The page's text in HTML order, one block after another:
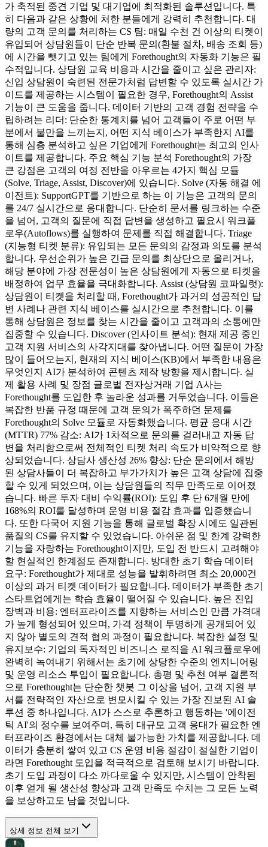
가 축적된 중견 기업 및 대기업에 최적화된 솔루션입니다. 특
히 다음과 같은 상황에 처한 분들에게 강력히 추천합니다. 대
량의 고객 문의를 처리하는 CS 팀: 매일 수천 건 이상의 티켓이
유입되어 상담원들이 단순 반복 문의(환불 절차, 배송 조회 등)
에 시간을 뺏기고 있는 팀에게 Forethought의 자동화 기능은 필
수적입니다. 상담원 교육 비용과 시간을 줄이고 싶은 관리자:
신입 상담원이 숙련된 전문가처럼 답변할 수 있도록 실시간 가
이드를 제공하는 시스템이 필요한 경우, Forethought의 Assist
기능이 큰 도움을 줍니다. 데이터 기반의 고객 경험 전략을 수
립하려는 리더: 단순한 통계치를 넘어 고객들이 주로 어떤 부
분에서 불만을 느끼는지, 어떤 지식 베이스가 부족한지 AI를
통해 심층 분석하고 싶은 기업에게 Forethought는 최고의 인사
이트를 제공합니다. 주요 핵심 기능 분석 Forethought의 가장
큰 강점은 고객의 여정 전반을 아우르는 4가지 핵심 모듈
(Solve, Triage, Assist, Discover)에 있습니다. Solve (자동 해결 에
이전트): SupportGPT를 기반으로 하는 이 기능은 고객의 문의
를 24/7 실시간으로 응대합니다. 단순히 문서를 링크하는 수준
을 넘어, 고객의 질문에 직접 답변을 생성하고 필요시 워크플
로우(Autoflows)를 실행하여 문제를 직접 해결합니다. Triage
(지능형 티켓 분류): 유입되는 모든 문의의 감정과 의도를 분석
합니다. 우선순위가 높은 긴급 문의를 최상단으로 올리거나,
해당 분야에 가장 전문성이 높은 상담원에게 자동으로 티켓을
배정하여 업무 효율을 극대화합니다. Assist (상담원 코파일럿):
상담원이 티켓을 처리할 때, Forethought가 과거의 성공적인 답
변 사례나 관련 지식 베이스를 실시간으로 추천합니다. 이를
통해 상담원은 정보를 찾는 시간을 줄이고 고객과의 소통에만
집중할 수 있습니다. Discover (인사이트 분석): 현재 제공 중인
고객 지원 서비스의 사각지대를 찾아냅니다. 어떤 질문이 가장
많이 들어오는지, 현재의 지식 베이스(KB)에서 부족한 내용은
무엇인지 AI가 분석하여 콘텐츠 제작 방향을 제시합니다. 실
제 활용 사례 및 장점 글로벌 전자상거래 기업 A사는
Forethought를 도입한 후 놀라운 성과를 거두었습니다. 이들은
복잡한 반품 규정 때문에 고객 문의가 폭주하던 문제를
Forethought의 Solve 모듈로 자동화했습니다. 평균 응대 시간
(MTTR) 77% 감소: AI가 1차적으로 문의를 걸러내고 자동 답
변을 처리함으로써 전체적인 티켓 처리 속도가 비약적으로 향
상되었습니다. 상담사 생산성 26% 향상: 단순 문의에서 해방
된 상담사들이 더 복잡하고 부가가치가 높은 고객 상담에 집중
할 수 있게 되었으며, 이는 상담원들의 직무 만족도로 이어졌
습니다. 빠른 투자 대비 수익률(ROI): 도입 후 단 6개월 만에
168%의 ROI를 달성하며 운영 비용 절감 효과를 입증했습니
다. 또한 다국어 지원 기능을 통해 글로벌 확장 시에도 일관된
품질의 CS를 유지할 수 있었습니다. 아쉬운 점 및 한계 강력한
기능을 자랑하는 Forethought이지만, 도입 전 반드시 고려해야
할 현실적인 한계점도 존재합니다. 방대한 초기 학습 데이터
요구: Forethought가 제대로 성능을 발휘하려면 최소 20,000건
이상의 과거 티켓 데이터가 필요합니다. 데이터가 부족한 초기
스타트업에게는 학습 효율이 떨어질 수 있습니다. 높은 진입
장벽과 비용: 엔터프라이즈를 지향하는 서비스인 만큼 가격대
가 높게 형성되어 있으며, 가격 정책이 투명하게 공개되어 있
지 않아 별도의 견적 협의 과정이 필요합니다. 복잡한 설정 및
유지보수: 기업의 독자적인 비즈니스 로직을 AI 워크플로우에
완벽히 녹여내기 위해서는 초기에 상당한 수준의 엔지니어링
및 운영 리소스 투입이 필요합니다. 총평 및 추천 여부 결론적
으로 Forethought는 단순한 챗봇 그 이상을 넘어, 고객 지원 부
서를 전략적인 자산으로 변모시킬 수 있는 가장 진보된 AI 솔
루션 중 하나입니다. AI가 스스로 추론하고 행동하는 '에이전
틱 AI'의 정수를 보여주며, 특히 대규모 고객 응대가 필요한 엔
터프라이즈 환경에서는 대체 불가능한 가치를 제공합니다. 데
이터가 충분히 쌓여 있고 CS 운영 비용 절감이 절실한 기업이
라면 Forethought 도입을 적극적으로 검토해 보시기 바랍니다.
초기 도입 과정이 다소 까다로울 수 있지만, 시스템이 안착된
이후 얻게 될 생산성 향상과 고객 만족도 수치는 그 모든 노력
을 보상하고도 남을 것입니다.
상세 정보 전체 보기